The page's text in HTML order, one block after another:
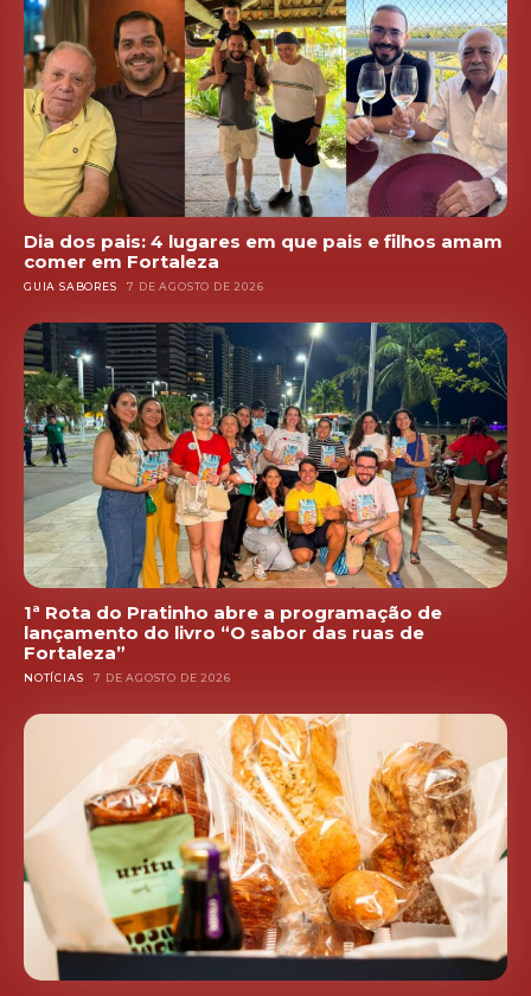
Dia dos pais: 4 lugares em que pais e filhos amam
comer em Fortaleza
GUIA SABORES 7 DE AGOSTO DE 2026
1ª Rota do Pratinho abre a programação de
lançamento do livro “O sabor das ruas de
Fortaleza”
NOTÍCIAS 7 DE AGOSTO DE 2026